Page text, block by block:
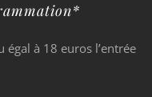
à 18 euros l’entrée